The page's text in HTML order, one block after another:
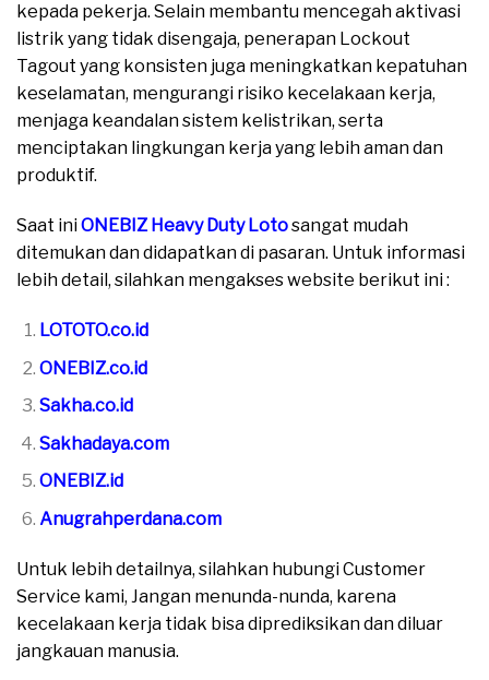
kepada pekerja. Selain membantu mencegah aktivasi
listrik yang tidak disengaja, penerapan Lockout
Tagout yang konsisten juga meningkatkan kepatuhan
keselamatan, mengurangi risiko kecelakaan kerja,
menjaga keandalan sistem kelistrikan, serta
menciptakan lingkungan kerja yang lebih aman dan
produktif.
Saat iniONEBIZ Heavy Duty Lotosangat mudah
ditemukan dan didapatkan di pasaran. Untuk informasi
lebih detail, silahkan mengakses website berikut ini :
LOTOTO.co.id
ONEBIZ.co.id
Sakha.co.id
Sakhadaya.com
ONEBIZ.id
Anugrahperdana.com
Untuk lebih detailnya, silahkan hubungi Customer
Service kami, Jangan menunda-nunda, karena
kecelakaan kerja tidak bisa diprediksikan dan diluar
jangkauan manusia.